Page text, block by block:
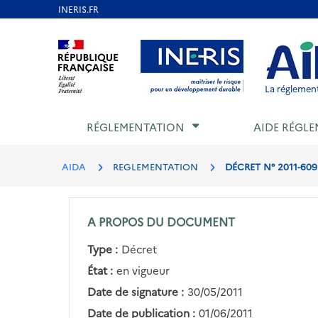
Aller au contenu Aller au menu Aller au
La
RÉGLEMENTATION AIDE
AIDA REGLEMENTATION DÉCRET N° 2011-
A PROPOS DU DOCUMENT
Type : Décret
État : en vigueur
Date de signature : 30/05/2011
Date de publication : 01/06/2011